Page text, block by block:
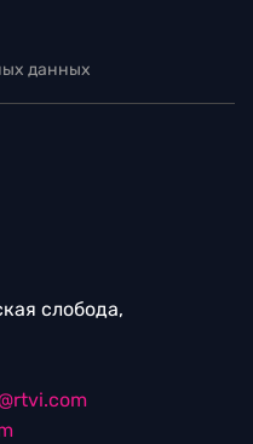
данных
слобода,